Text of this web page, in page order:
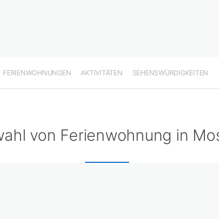
FERIENWOHNUNGEN AKTIVITÄTEN SEHENSWÜRDIGKEITEN
von Ferienwohnung in